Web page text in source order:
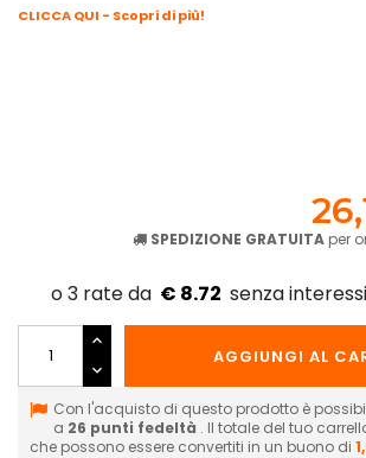
CLICCA QUI - Scopri di più!
SPEDIZIONE GRATUITA per
€ 8.72
AGGIUNGI AL
Con l'acquisto di questo prodotto è
a 26 punti fedeltà . Il totale del tuo
che possono essere convertiti in un buono di